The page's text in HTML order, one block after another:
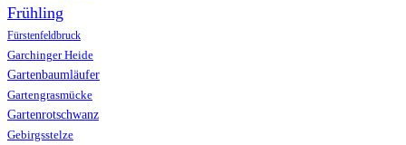
Frühling
Fürstenfeldbruck
Garchinger Heide
Gartenbaumläufer
Gartengrasmücke
Gartenrotschwanz
Gebirgsstelze